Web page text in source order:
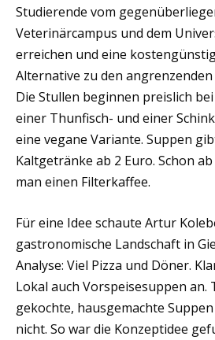
Studierende vom
Veterinärcampus und dem
erreichen und eine
Alternative zu den
Die Stullen beginnen preislich
einer Thunfisch- und einer
eine vegane Variante. Suppen
Kaltgetränke ab 2 Euro. Schon
man einen Filterkaffee.
Für eine Idee schaute Artur
gastronomische Landschaft in
Analyse: Viel Pizza und Döner.
Lokal auch Vorspeisesuppen an.
gekochte, hausgemachte
nicht. So war die Konzeptidee